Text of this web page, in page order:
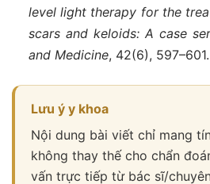
level light therapy for the
scars and keloids: A case
and Medicine, 42(6), 597–601.
Lưu ý y khoa
Nội dung bài viết chỉ mang
không thay thế cho chẩn
vấn trực tiếp từ bác sĩ/